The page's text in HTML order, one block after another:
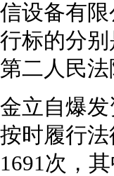
信设备有
行标的分别
第二人民
金立自爆
按时履行
1691次，